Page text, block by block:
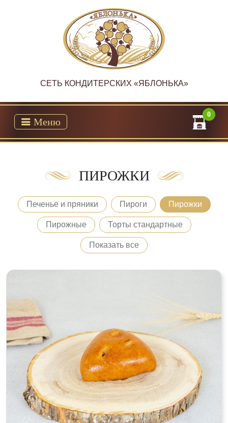
CЕТЬ КОНДИТЕРСКИХ «ЯБЛОНЬКА»
Меню
0
ПИРОЖКИ
Печенье и пряники Пироги Пирожки
Пирожные Торты стандартные
Показать все